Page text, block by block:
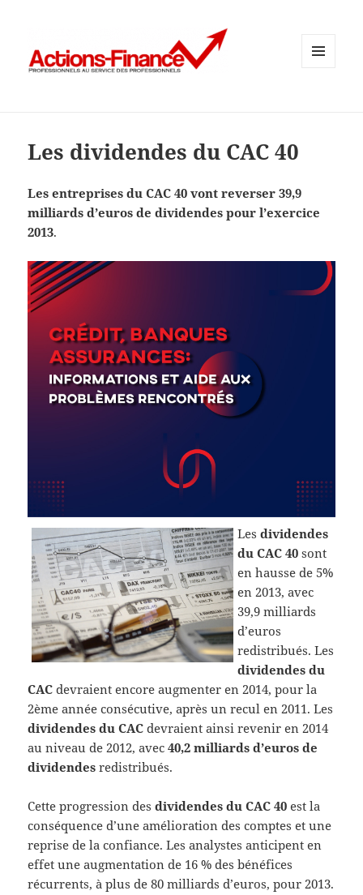
Les dividendes du CAC 40
Les entreprises du CAC 40 vont reverser 39,9
milliards d’euros de dividendes pour l’exercice
2013.
Les dividendes
du CAC 40 sont
en hausse de 5%
en 2013, avec
39,9 milliards
d’euros
redistribués. Les
dividendes du
CAC devraient encore augmenter en 2014, pour la
2ème année consécutive, après un recul en 2011. Les
dividendes du CAC devraient ainsi revenir en 2014
au niveau de 2012, avec40,2 milliards d’euros de
dividendes redistribués.
Cette progression desdividendes du CAC 40 est la
conséquence d’une amélioration des comptes et une
reprise de la confiance. Les analystes anticipent en
effet une augmentation de 16 % des bénéfices
récurrents, à plus de 80 milliards d’euros, pour 2013.